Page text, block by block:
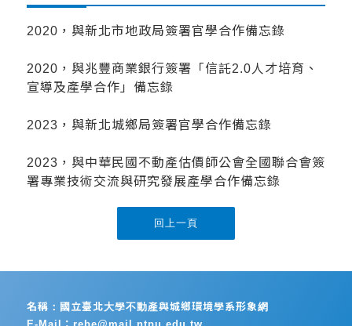
2020，與新北市地政局簽署官學合作備忘錄
2020，與兆豐商業銀行簽署「信託2.0人才培育、
宣導及產學合作」備忘錄
2023，與新北城鄉局簽署官學合作備忘錄
2023，與中華民國不動產估價師公會全國聯合會簽
署專業技術交流與研究發展產學合作備忘錄
名稱：國立臺北大學不動產與城鄉環境學系形象網